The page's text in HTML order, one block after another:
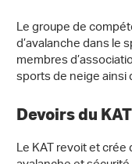
Le groupe de
d’avalanche dans le
membres
sports de neige ainsi
Devoirs du KAT
Le KAT revoit et